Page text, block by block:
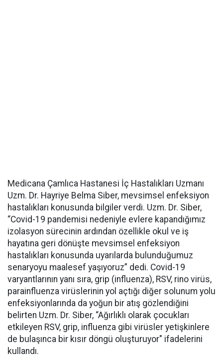
Medicana Çamlıca Hastanesi İç Hastalıkları Uzmanı
Uzm. Dr. Hayriye Belma Siber, mevsimsel enfeksiyon
hastalıkları konusunda bilgiler verdi. Uzm. Dr. Siber,
“Covid-19 pandemisi nedeniyle evlere kapandığımız
izolasyon sürecinin ardından özellikle okul ve iş
hayatına geri dönüşte mevsimsel enfeksiyon
hastalıkları konusunda uyarılarda bulunduğumuz
senaryoyu maalesef yaşıyoruz” dedi. Covid-19
varyantlarının yanı sıra, grip (influenza), RSV, rino virüs,
parainfluenza virüslerinin yol açtığı diğer solunum yolu
enfeksiyonlarında da yoğun bir atış gözlendiğini
belirten Uzm. Dr. Siber, “Ağırlıklı olarak çocukları
etkileyen RSV, grip, influenza gibi virüsler yetişkinlere
de bulaşınca bir kısır döngü oluşturuyor" ifadelerini
kullandı.